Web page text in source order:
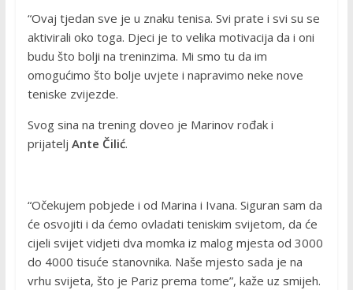
“Ovaj tjedan sve je u znaku tenisa. Svi prate i svi su se
aktivirali oko toga. Djeci je to velika motivacija da i oni
budu što bolji na treninzima. Mi smo tu da im
omogućimo što bolje uvjete i napravimo neke nove
teniske zvijezde.
Svog sina na trening doveo je Marinov rođak i
prijatelj Ante Čilić.
“Očekujem pobjede i od Marina i Ivana. Siguran sam da
će osvojiti i da ćemo ovladati teniskim svijetom, da će
cijeli svijet vidjeti dva momka iz malog mjesta od 3000
do 4000 tisuće stanovnika. Naše mjesto sada je na
vrhu svijeta, što je Pariz prema tome”, kaže uz smijeh.